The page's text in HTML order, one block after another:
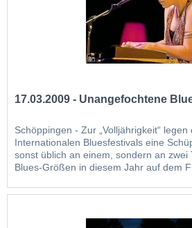
17.03.2009 - Unangefochtene
Schöppingen - Zur „Volljährigkeit“
Internationalen Bluesfestivals eine
sonst üblich an einem, sondern an zwei
Blues-Größen in diesem Jahr auf dem
Bonamassa sind die Organisatoren des